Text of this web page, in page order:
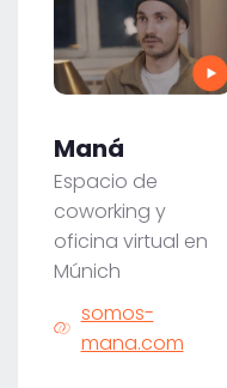
Maná
Espacio de
coworking y
oficina virtual en
Múnich
somos-
mana.com